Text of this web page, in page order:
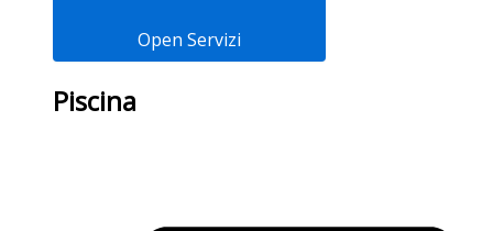
Open Servizi
Piscina